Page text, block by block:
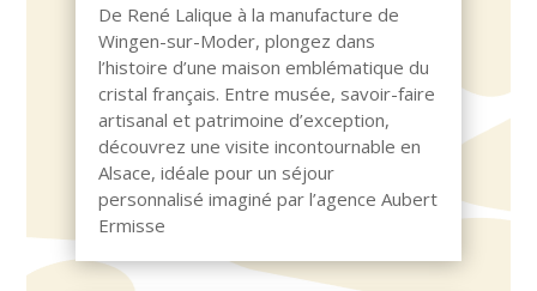
De René Lalique à la manufacture de
Wingen-sur-Moder, plongez dans
l’histoire d’une maison emblématique du
cristal français. Entre musée, savoir-faire
artisanal et patrimoine d’exception,
découvrez une visite incontournable en
Alsace, idéale pour un séjour
personnalisé imaginé par l’agence Aubert
Ermisse